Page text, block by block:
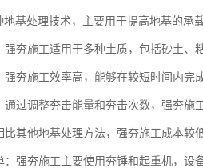
基处理技术，主要用于提高地基的承
强夯施工适用于多种土质，包括砂土、
强夯施工效率高，能够在较短时间内完
通过调整夯击能量和夯击次数，强夯施
比其他地基处理方法，强夯施工成本较
：强夯施工主要使用夯锤和起重机，设